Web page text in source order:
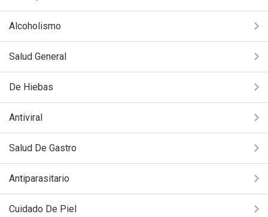
Alcoholismo
Salud General
De Hiebas
Antiviral
Salud De Gastro
Antiparasitario
Cuidado De Piel